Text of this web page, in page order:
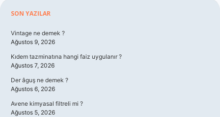
Sidebar
SON YAZILAR
Vintage ne demek ?
Ağustos 9, 2026
Kıdem tazminatına hangi faiz uygulanır ?
Ağustos 7, 2026
Der âguş ne demek ?
Ağustos 6, 2026
Avene kimyasal filtreli mi ?
Ağustos 5, 2026